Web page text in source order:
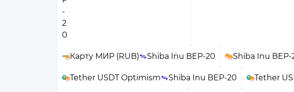
Карту МИР (RUB) Shiba Inu BEP-20 Shiba Inu BEP-
Tether USDT Optimism Shiba Inu BEP-20 Tether